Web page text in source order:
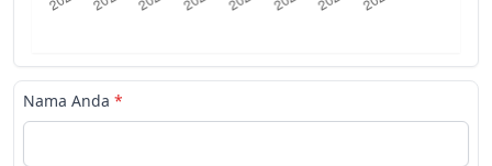
Nama Anda *